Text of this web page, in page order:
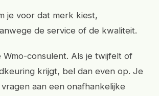
je voor dat merk kiest,
de service of de kwaliteit.
Wmo-consulent. Als je twijfelt of
krijgt, bel dan even op. Je
aan een onafhankelijke